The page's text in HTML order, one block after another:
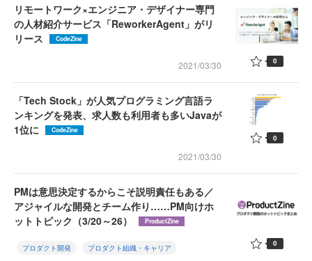
リモートワーク×エンジニア・デザイナー専門
の人材紹介サービス「ReworkerAgent」がリ
リース
CodeZine
2021/03/30 0
「Tech Stock」が人気プログラミング言語ラ
ンキングを発表、求人数も利用者も多いJavaが
1位に
CodeZine
2021/03/30
0
PMは意思決定するからこそ説明責任もある／
アジャイルな開発とチーム作り……PM向けホ
ットトピック（3/20～26）
ProductZine
プロダクト開発 プロダクト組織・キャリア 0